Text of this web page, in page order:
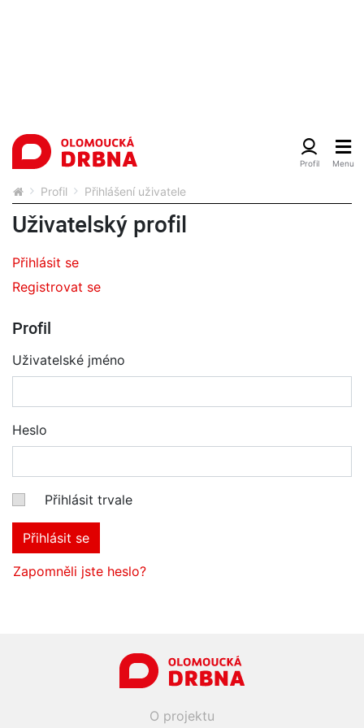
Profil Přihlášení uživatele
Uživatelský profil
Přihlásit se
Registrovat se
Profil
Uživatelské jméno
Heslo
Přihlásit trvale
Přihlásit se
Zapomněli jste heslo?
O projektu